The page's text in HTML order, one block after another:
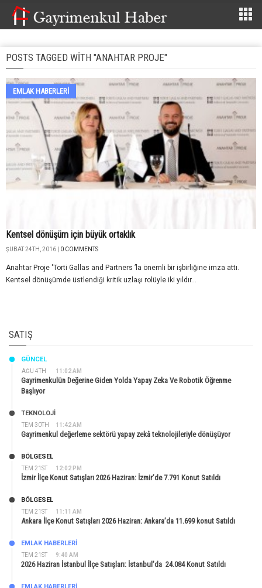
POSTS TAGGED WITH "ANAHTAR PROJE"
EMLAK HABERLERI
Kentsel dönüşüm için büyük ortaklık
ŞUBAT 24TH, 2016 | 0 COMMENTS
Anahtar Proje 'Torti Gallas and Partners ’la önemli bir işbirliğine imza attı.
Kentsel dönüşümde üstlendiği kritik uzlaşı rolüyle iki yıldır...
SATIŞ
AĞU 4TH 11:02 AM
GÜNCEL
Gayrimenkulün Değerine Giden Yolda Yapay Zeka Ve Robotik Öğrenme
Başlıyor
TEM 30TH 11:42 AM
TEKNOLOJİ
Gayrimenkul değerleme sektörü yapay zekâ teknolojileriyle dönüşüyor
TEM 21ST 12:02 PM
BÖLGESEL
İzmir İlçe Konut Satışları 2026 Haziran: İzmir’de 7.791 Konut Satıldı
TEM 21ST 11:11 AM
BÖLGESEL
Ankara İlçe Konut Satışları 2026 Haziran: Ankara’da 11.699 konut Satıldı
TEM 21ST 9:40 AM
EMLAK HABERLERI
2026 Haziran İstanbul İlçe Satışları: İstanbul’da 24.084 Konut Satıldı